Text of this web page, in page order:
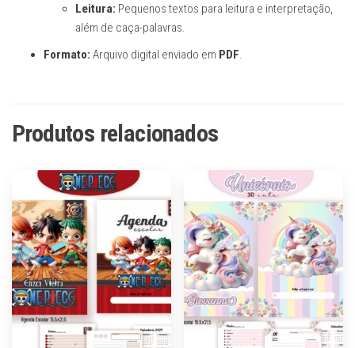
Leitura: Pequenos textos para leitura e interpretação,
além de caça-palavras.
Formato: Arquivo digital enviado em PDF.
Produtos relacionados